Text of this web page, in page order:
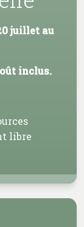
juillet au
inclus.